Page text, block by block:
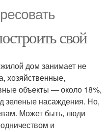
свой
дом занимает не
хозяйственные,
объекты ― около 18%,
зеленые насаждения. Но,
Может быть, люди
и